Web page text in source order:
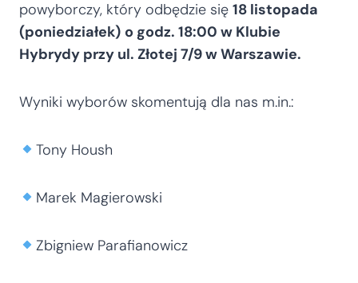
powyborczy, który odbędzie się 18 listopada
(poniedziałek) o godz. 18:00 w Klubie
Hybrydy przy ul. Złotej 7/9 w Warszawie.
Wyniki wyborów skomentują dla nas m.in.:
Tony Housh
Marek Magierowski
Zbigniew Parafianowicz